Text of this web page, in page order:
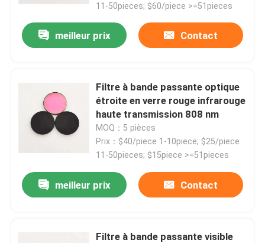
11-50pieces; $60/piece >=51pieces
meilleur prix Contact
Filtre à bande passante optique
étroite en verre rouge infrarouge
haute transmission 808 nm
MOQ：5 pièces
Prix：$40/piece 1-10piece; $25/piece
11-50pieces; $15piece >=51pieces
meilleur prix Contact
Filtre à bande passante visible